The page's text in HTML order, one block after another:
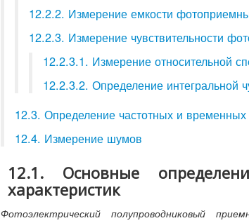
12.2.2. Измерение емкости
12.2.3. Измерение чувствительности
12.2.3.1. Измерение относительной
12.2.3.2. Определение интегральной
12.3. Определение частотных и
12.4. Измерение шумов
12.1. Основные
характеристик
Фотоэлектрический полупроводниковый